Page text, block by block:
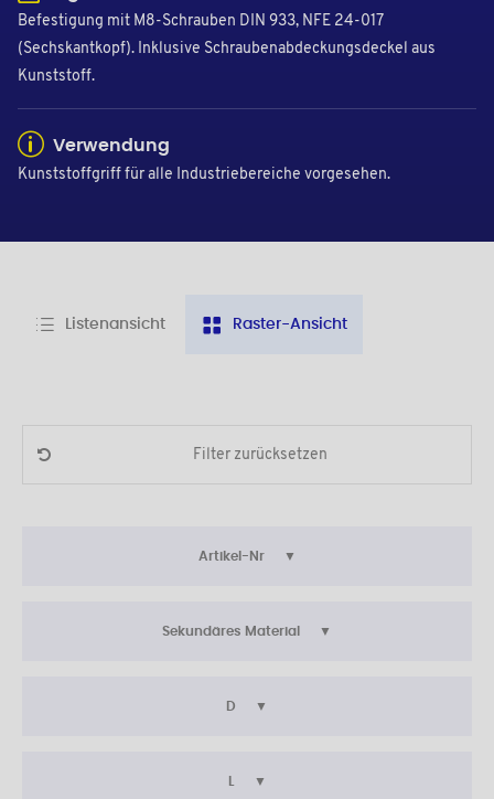
Befestigung mit M8-Schrauben DIN 933, NFE 24-017
(Sechskantkopf). Inklusive Schraubenabdeckungsdeckel aus
Kunststoff.
Verwendung
Kunststoffgriff für alle Industriebereiche vorgesehen.
Listenansicht Raster-Ansicht
Filter zurücksetzen
Artikel-Nr
Sekundäres Material
D
L